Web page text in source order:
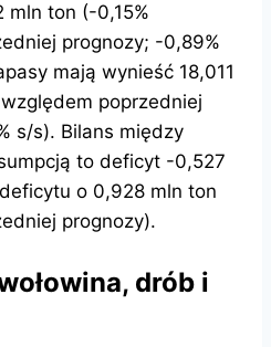
mln ton (-0,15%
prognozy; -0,89%
mają wynieść 18,011
poprzedniej
s/s). Bilans między
to deficyt -0,527
o 0,928 mln ton
prognozy).
drób i